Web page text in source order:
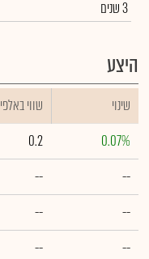
3 שנים
היצע
שינוי ₪ שווי באלפי
0.07%
0.2
--
--
--
--
--
--